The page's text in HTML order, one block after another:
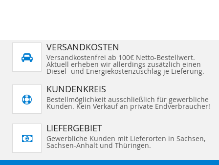
VERSANDKOSTEN
Versandkostenfrei ab 100€ Netto-Bestellwert.
Aktuell erheben wir allerdings zusätzlich einen
Diesel- und Energiekostenzuschlag je Lieferung.
KUNDENKREIS
Bestellmöglichkeit ausschließlich für gewerbliche
Kunden. Kein Verkauf an private Endverbraucher!
LIEFERGEBIET
Gewerbliche Kunden mit Lieferorten in Sachsen,
Sachsen-Anhalt und Thüringen.